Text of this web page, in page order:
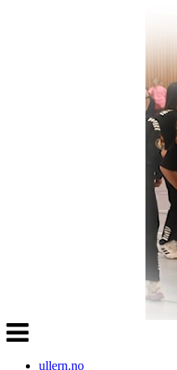
Veksle
navigasjon
ullern.no